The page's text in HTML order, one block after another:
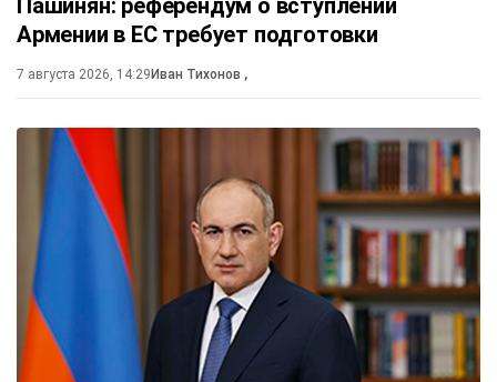
Пашинян: референдум о вступлении
Армении в ЕС требует подготовки
7 августа 2026, 14:29 Иван Тихонов ,